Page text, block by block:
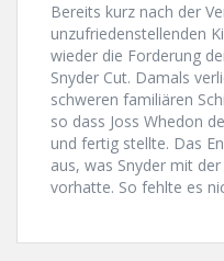
Bereits kurz nach der
unzufriedenstellenden
wieder die Forderung
Snyder Cut. Damals
schweren familiären
so dass Joss Whedon
und fertig stellte. Das
aus, was Snyder mit der
vorhatte. So fehlte es